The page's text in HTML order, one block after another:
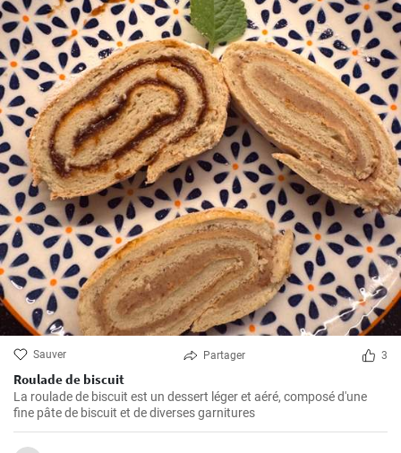
Sauver Partager 3
Roulade de biscuit
La roulade de biscuit est un dessert léger et aéré, composé d'une
fine pâte de biscuit et de diverses garnitures